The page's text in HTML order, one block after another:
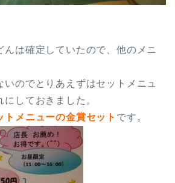
んは確定していたので、他のメニ
いのでとりあえずはセットメニュ
しておきました。
トメニューの金賞セット です。